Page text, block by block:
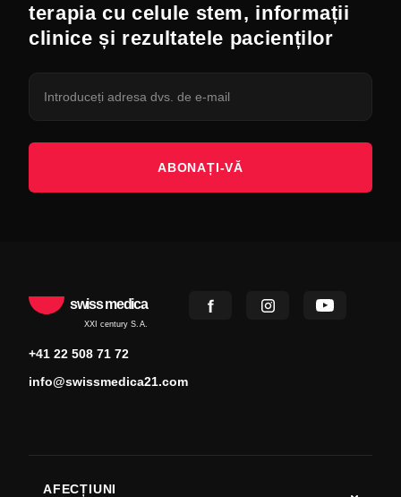
terapia cu celule stem, informații
clinice și rezultatele pacienților
ABONAȚI-VĂ
swiss medica
XXI century S.A.
+41 22 508 71 72
info@swissmedica21.com
AFECȚIUNI